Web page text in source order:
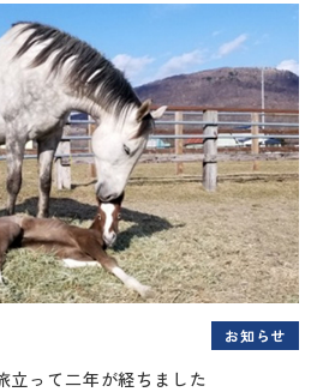
お知らせ
立って二年が経ちました